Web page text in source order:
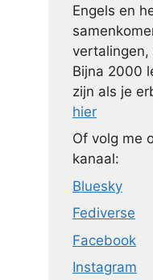
Engels en
vertalingen,
Bijna 2000
zijn als je
hier
Of volg me
kanaal:
Bluesky
Fediverse
Facebook
Instagram